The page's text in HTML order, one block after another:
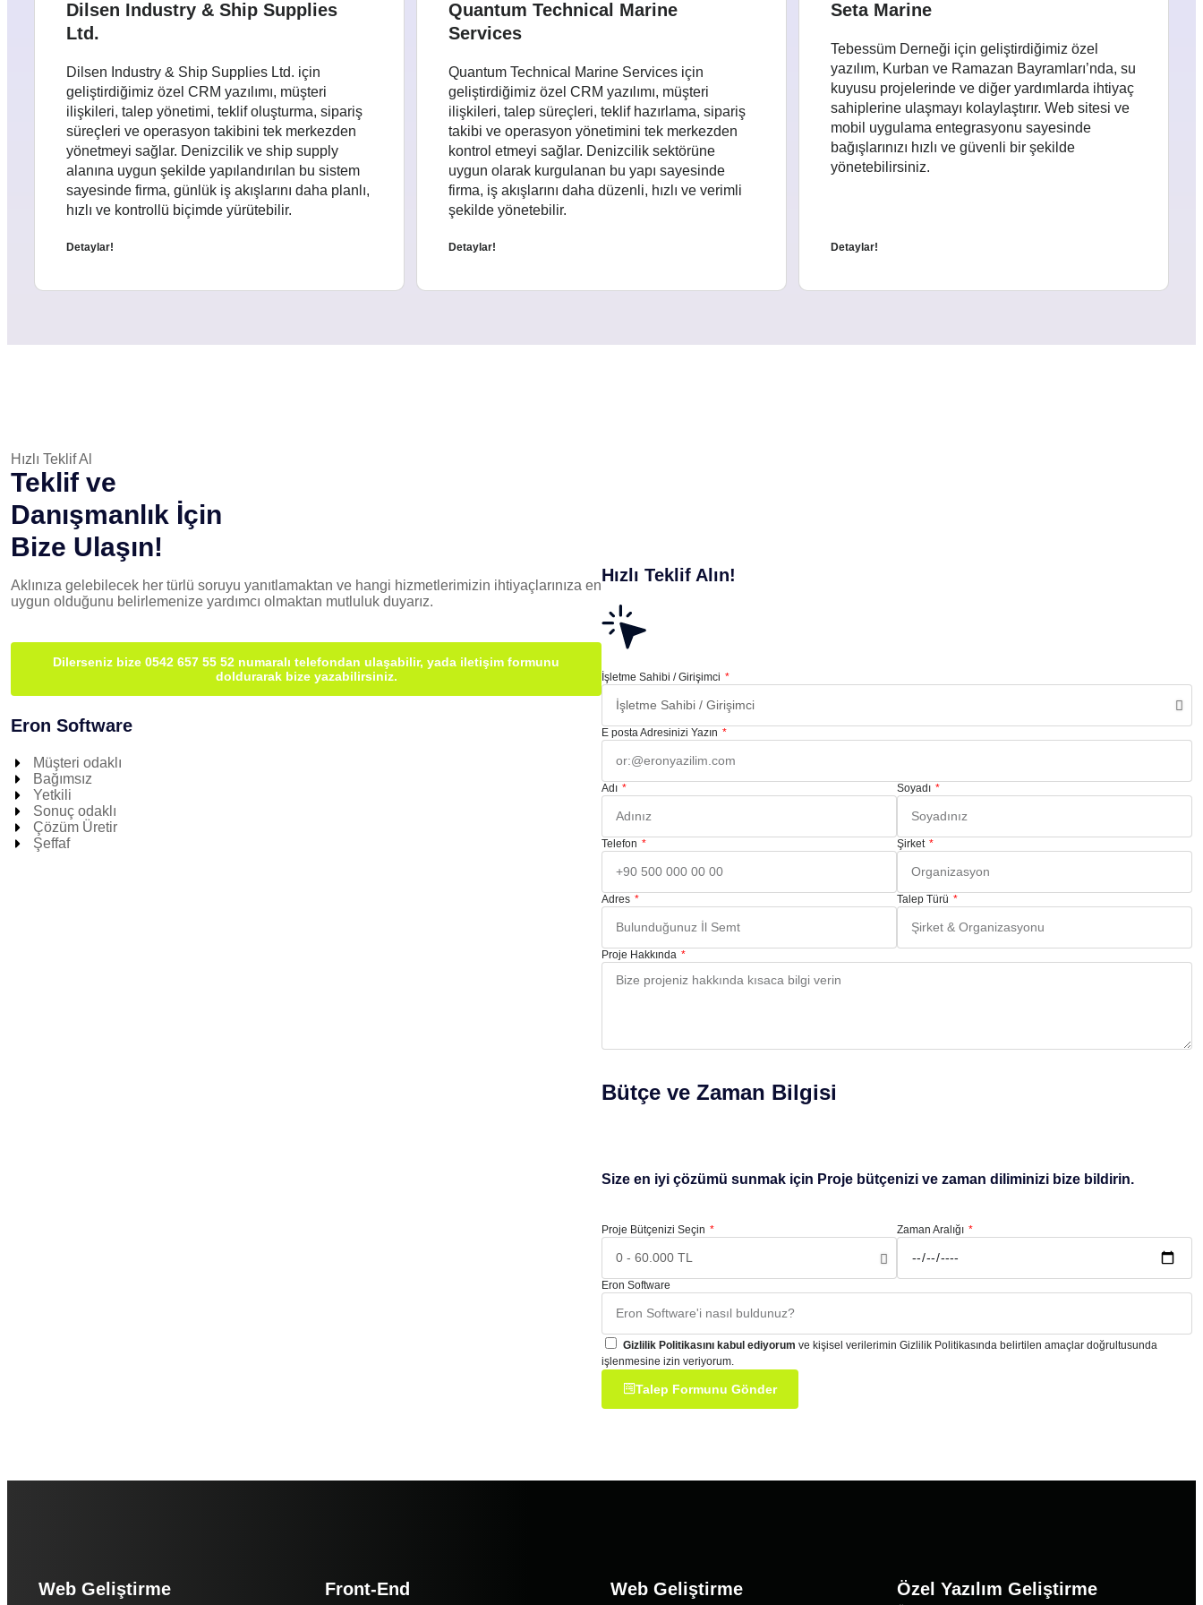
Dilsen Industry & Ship Supplies
Ltd.
Dilsen Industry & Ship Supplies Ltd. için
geliştirdiğimiz özel CRM yazılımı, müşteri
ilişkileri, talep yönetimi, teklif oluşturma, sipariş
süreçleri ve operasyon takibini tek merkezden
yönetmeyi sağlar. Denizcilik ve ship supply
alanına uygun şekilde yapılandırılan bu sistem
sayesinde firma, günlük iş akışlarını daha planlı,
hızlı ve kontrollü biçimde yürütebilir.
Detaylar!
Quantum Technical Marine
Services
Quantum Technical Marine Services için
geliştirdiğimiz özel CRM yazılımı, müşteri
ilişkileri, talep süreçleri, teklif hazırlama, sipariş
takibi ve operasyon yönetimini tek merkezden
kontrol etmeyi sağlar. Denizcilik sektörüne
uygun olarak kurgulanan bu yapı sayesinde
firma, iş akışlarını daha düzenli, hızlı ve verimli
şekilde yönetebilir.
Detaylar!
Seta Marine
Tebessüm Derneği için geliştirdiğimiz özel
yazılım, Kurban ve Ramazan Bayramları’nda, su
kuyusu projelerinde ve diğer yardımlarda ihtiyaç
sahiplerine ulaşmayı kolaylaştırır. Web sitesi ve
mobil uygulama entegrasyonu sayesinde
bağışlarınızı hızlı ve güvenli bir şekilde
yönetebilirsiniz.
Detaylar!
Hızlı Teklif Al
Teklif ve
Danışmanlık İçin
Bize Ulaşın!
Aklınıza gelebilecek her türlü soruyu yanıtlamaktan ve hangi hizmetlerimizin ihtiyaçlarınıza en
uygun olduğunu belirlemenize yardımcı olmaktan mutluluk duyarız.
Dilerseniz bize 0542 657 55 52 numaralı telefondan ulaşabilir, yada iletişim formunu
doldurarak bize yazabilirsiniz.
Eron Software
Müşteri odaklı
Bağımsız
Yetkili
Sonuç odaklı
Çözüm Üretir
Şeffaf
Hızlı Teklif Alın!
İşletme Sahibi / Girişimci
E posta Adresinizi Yazın
Adı Soyadı
Telefon Şirket
Adres Talep Türü
Proje Hakkında
Bütçe ve Zaman Bilgisi
Size en iyi çözümü sunmak için Proje bütçenizi ve zaman diliminizi bize bildirin.
Proje Bütçenizi Seçin Zaman Aralığı
Eron Software
Gizlilik Politikasını kabul ediyorum ve kişisel verilerimin Gizlilik Politikasında belirtilen amaçlar doğrultusunda
işlenmesine izin veriyorum.
Talep Formunu Gönder
Web Geliştirme Front-End Web Geliştirme Özel Yazılım Geliştirme